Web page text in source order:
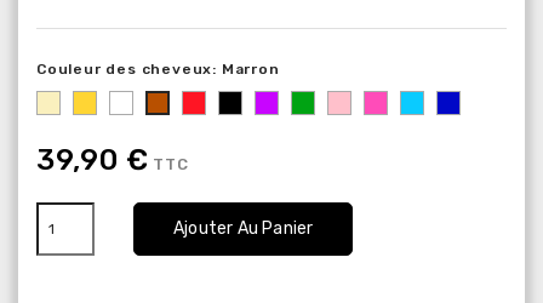
Couleur des cheveux: Marron
39,90 € TTC
Ajouter Au Panier